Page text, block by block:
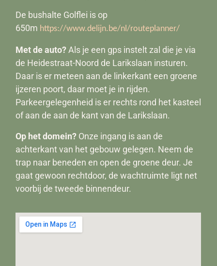
De bushalte Golflei is op
650m https://www.delijn.be/nl/routeplanner/
Met de auto?Als je een gps instelt zal die je via
de Heidestraat-Noord de Larikslaan insturen.
Daar is er meteen aan de linkerkant een groene
ijzeren poort, daar moet je in rijden.
Parkeergelegenheid is er rechts rond het kasteel
of aan de aan de kant van de Larikslaan.
Op het domein? Onze ingang is aan de
achterkant van het gebouw gelegen. Neem de
trap naar beneden en open de groene deur. Je
gaat gewoon rechtdoor, de wachtruimte ligt net
voorbij de tweede binnendeur.